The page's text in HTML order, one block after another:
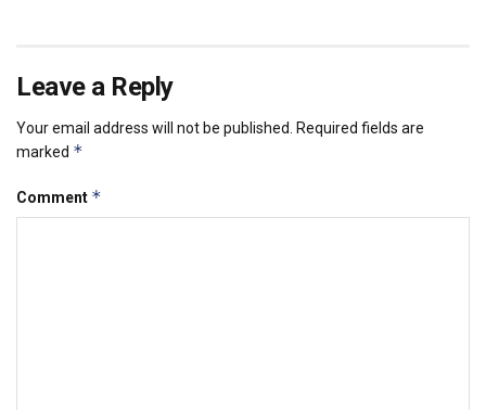
Leave a Reply
Your email address will not be published.
Required fields are
marked *
Comment *